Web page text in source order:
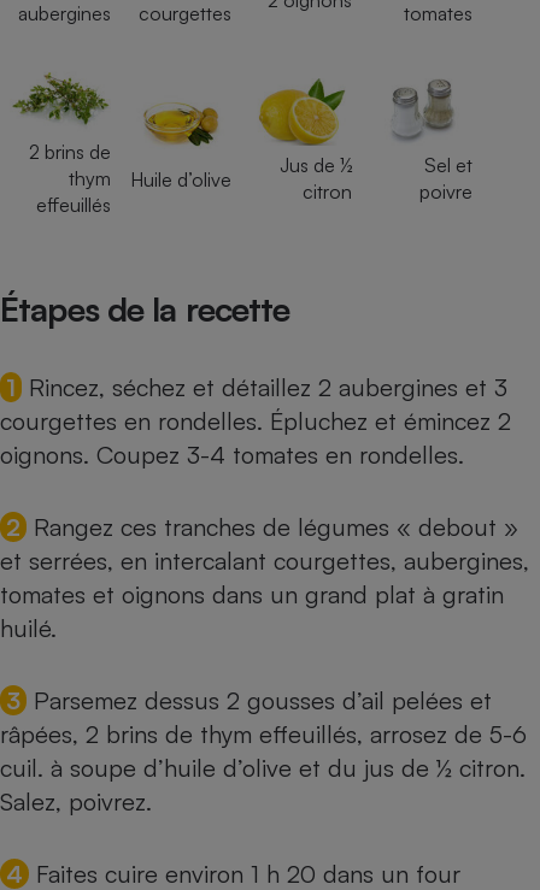
aubergines
courgettes
tomates
2 brins de
thym
effeuillés
Huile d’olive
Jus de ½
citron
Sel et
poivre
Étapes de la recette
1 Rincez, séchez et détaillez 2 aubergines et 3
courgettes en rondelles. Épluchez et émincez 2
oignons. Coupez 3-4 tomates en rondelles.
2 Rangez ces tranches de légumes « debout »
et serrées, en intercalant courgettes, aubergines,
tomates et oignons dans un grand plat à gratin
huilé.
3 Parsemez dessus 2 gousses d’ail pelées et
râpées, 2 brins de thym effeuillés, arrosez de 5-6
cuil. à soupe d’huile d’olive et du jus de ½ citron.
Salez, poivrez.
4 Faites cuire environ 1 h 20 dans un four
induction
Cafetière à expressos
Téléphone mobile -
Climatiseur -
Ventilateur